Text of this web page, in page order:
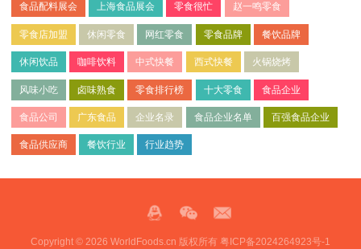
食品配料展会 上海食品展会 零食很忙 赵一鸣零食
零食店加盟 休闲零食 网红零食 零食品牌 餐饮品牌
休闲饮品 咖啡饮料 中式快餐 西式快餐 火锅烧烤
风味小吃 卤味熟食 零食排行榜 十大零食 食品企业
食品公司 广东食品 企业名录 食品企业名单 百强食品企业
食品供应商 餐饮行业 行业趋势
Copyright © 2026 WorldFoods.cn 版权所有 粤ICP备2024264923号-1